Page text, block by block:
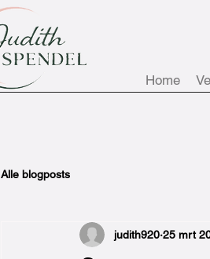
Home
Alle blogposts
judith920 25 mrt